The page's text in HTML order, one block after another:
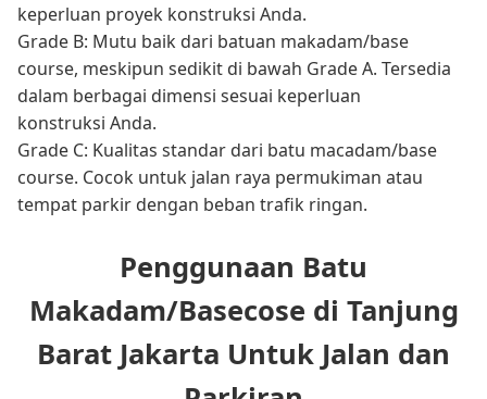
keperluan proyek konstruksi Anda.
Grade B: Mutu baik dari batuan makadam/base
course, meskipun sedikit di bawah Grade A. Tersedia
dalam berbagai dimensi sesuai keperluan
konstruksi Anda.
Grade C: Kualitas standar dari batu macadam/base
course. Cocok untuk jalan raya permukiman atau
tempat parkir dengan beban trafik ringan.
Penggunaan Batu
Makadam/Basecose di Tanjung
Barat Jakarta Untuk Jalan dan